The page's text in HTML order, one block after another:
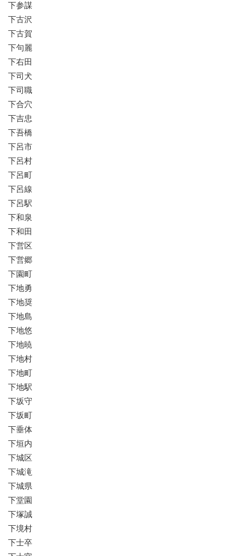
下参謀
下古沢
下古賀
下句麗
下右田
下司犬
下司職
下合穴
下吉忠
下吾橋
下呂市
下呂村
下呂町
下呂線
下呂駅
下和泉
下和田
下営区
下営郷
下園町
下地勇
下地奨
下地島
下地悠
下地暁
下地村
下地町
下地駅
下坂守
下坂町
下垂体
下垣内
下城区
下城滝
下城県
下堂園
下塚誠
下境村
下士卒